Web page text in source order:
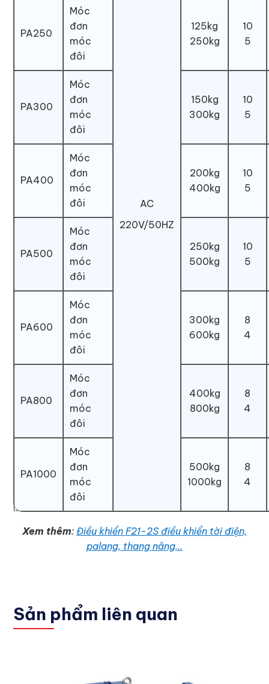
AC
220V/50HZ
PA250
Móc
đơn
móc
đôi
125kg
250kg
10
5
PA300
Móc
đơn
móc
đôi
150kg
300kg
10
5
PA400
Móc
đơn
móc
đôi
200kg
400kg
10
5
PA500
Móc
đơn
móc
đôi
250kg
500kg
10
5
PA600
Móc
đơn
móc
đôi
300kg
600kg
8
4
PA800
Móc
đơn
móc
đôi
400kg
800kg
8
4
PA1000
Móc
đơn
móc
đôi
500kg
1000kg
8
4
Xem thêm: Điều khiển F21-2S điều khiển tời điện,
palang, thang nâng,..
Sản phẩm liên quan